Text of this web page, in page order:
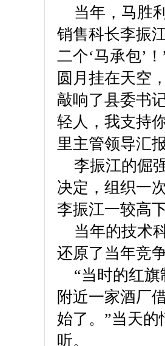
当年，马胜
销售科长李振
二个‘马承包’
圆月挂在天空
敲响了县委书
轻人，我支持
里主管领导汇
李振江的倔
决定，组织一
李振江一较高
当年的技术
还原了当年竞
“当时的红旗
附近一家酒厂
始了。”当天
听。